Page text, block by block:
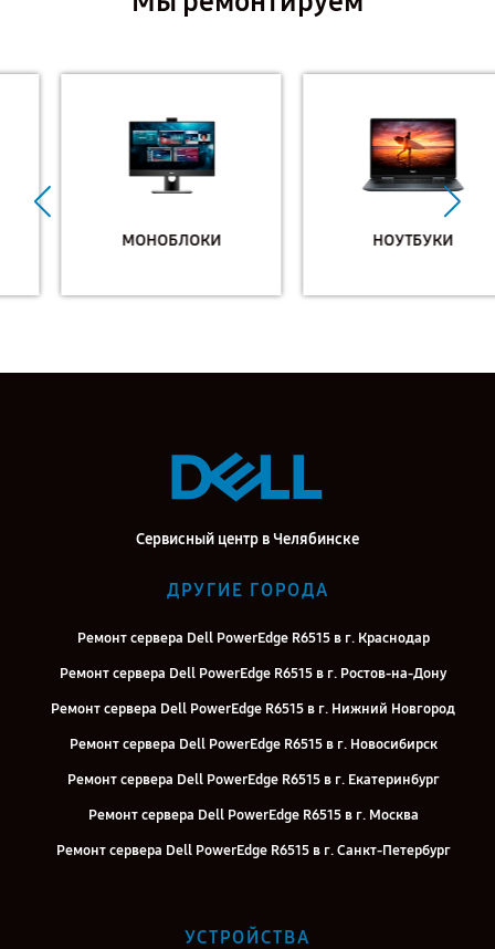
МОНОБЛОКИ НОУТБУКИ
Сервисный центр в Челябинске
ДРУГИЕ ГОРОДА
Ремонт сервера Dell PowerEdge R6515 в г. Краснодар
Ремонт сервера Dell PowerEdge R6515 в г. Ростов-на-Дону
Ремонт сервера Dell PowerEdge R6515 в г. Нижний Новгород
Ремонт сервера Dell PowerEdge R6515 в г. Новосибирск
Ремонт сервера Dell PowerEdge R6515 в г. Екатеринбург
Ремонт сервера Dell PowerEdge R6515 в г. Москва
Ремонт сервера Dell PowerEdge R6515 в г. Санкт-Петербург
УСТРОЙСТВА